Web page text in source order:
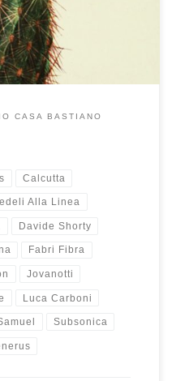
CASA BASTIANO
Calcutta
Alla Linea
Davide Shorty
Fabri Fibra
Jovanotti
Luca Carboni
Subsonica